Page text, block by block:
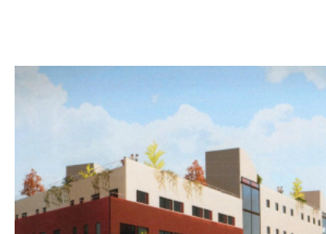
Parquet au sol Plinthes périphériques électriques
intégrés dans les bureaux 1 kitchenette 2
Accessibilité & services Adresse en plein cœur de
Gare SNCF Immeuble de bon standing 6 places
disponibles en option (120€HTHC/mois/place)
bureaux : 200€HTHC/m2/an Location parking : 1
majeurs Terrasses panoramiques tout autour des
Parking souterrain Bureaux lumineux et fonctionnels
division